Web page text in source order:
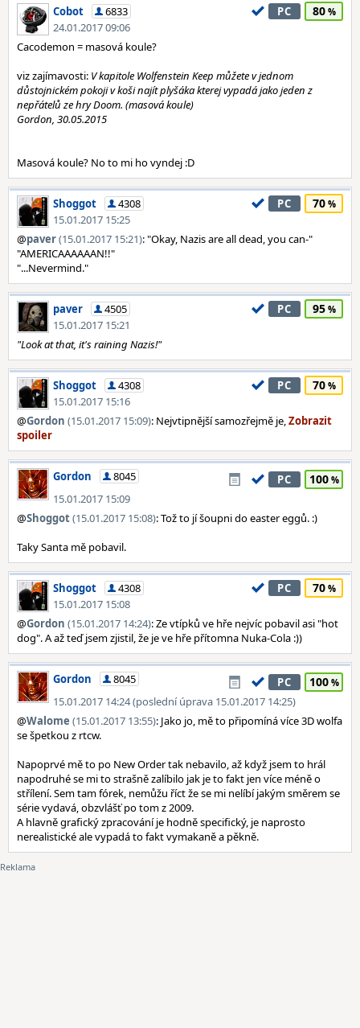
Cobot
6833
24.01.2017 09:06
PC 80
Cacodemon = masová koule?
viz zajímavosti: V kapitole Wolfenstein Keep můžete v jednom
důstojnickém pokoji v koši najít plyšáka kterej vypadá jako jeden z
nepřátelů ze hry Doom. (masová koule)
Gordon, 30.05.2015
Masová koule? No to mi ho vyndej :D
Shoggot
4308
15.01.2017 15:25
PC 70
@paver(15.01.2017 15:21): "Okay, Nazis are all dead, you can-"
"AMERICAAAAAAN!!"
"...Nevermind."
paver
4505
15.01.2017 15:21
PC 95
"Look at that, it's raining Nazis!"
Shoggot
4308
15.01.2017 15:16
PC 70
@Gordon (15.01.2017 15:09): Nejvtipnější samozřejmě je,
Gordon
8045
15.01.2017 15:09
PC 100
@Shoggot(15.01.2017 15:08): Tož to jí šoupni do easter eggů. :)
Taky Santa mě pobavil.
Shoggot
4308
15.01.2017 15:08
PC 70
@Gordon (15.01.2017 14:24): Ze vtípků ve hře nejvíc pobavil asi "hot
dog". A až teď jsem zjistil, že je ve hře přítomna Nuka-Cola :))
Gordon
8045
15.01.2017 14:24 (poslední úprava 15.01.2017 14:25)
PC 100
@Walome (15.01.2017 13:55): Jako jo, mě to připomíná více 3D wolfa
se špetkou z rtcw.
Napoprvé mě to po New Order tak nebavilo, až když jsem to hrál
napodruhé se mi to strašně zalíbilo jak je to fakt jen více méně o
střílení. Sem tam fórek, nemůžu říct že se mi nelíbí jakým směrem se
série vydavá, obzvlášť po tom z 2009.
A hlavně grafický zpracování je hodně specifický, je naprosto
nerealistické ale vypadá to fakt vymakaně a pěkně.